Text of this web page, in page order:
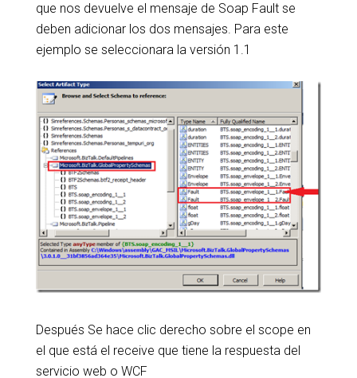
que nos devuelve el mensaje de Soap Fault se
deben adicionar los dos mensajes. Para este
ejemplo se seleccionara la versión 1.1
Después Se hace clic derecho sobre el scope en
el que está el receive que tiene la respuesta del
servicio web o WCF